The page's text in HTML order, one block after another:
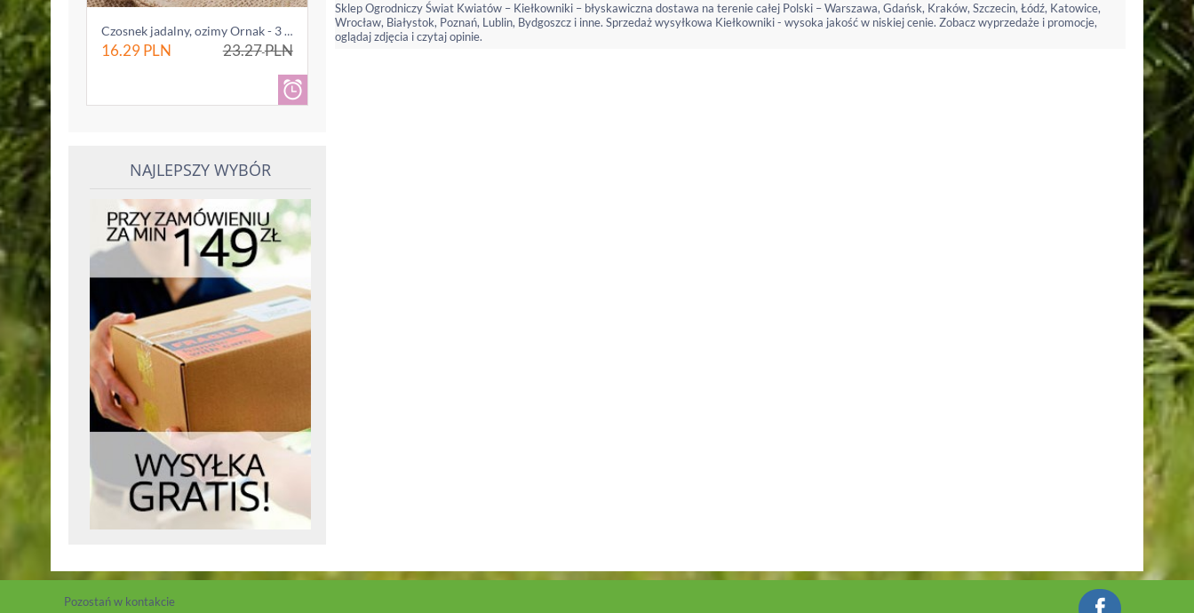
Czosnek jadalny, ozimy Ornak - 3 główki (0...
16.29PLN 23.27PLN
NAJLEPSZY WYBÓR
Sklep Ogrodniczy Świat Kwiatów – Kiełkowniki – błyskawiczna dostawa na terenie całej Polski – Warszawa, Gdańsk, Kraków, Szczecin, Łódź, Katowice,
Wrocław, Białystok, Poznań, Lublin, Bydgoszcz i inne. Sprzedaż wysyłkowa Kiełkowniki - wysoka jakość w niskiej cenie. Zobacz wyprzedaże i promocje,
oglądaj zdjęcia i czytaj opinie.
Pozostań w kontakcie